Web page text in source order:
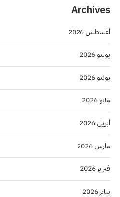
Archives
أغسطس 2026
يوليو 2026
يونيو 2026
مايو 2026
أبريل 2026
مارس 2026
فبراير 2026
يناير 2026